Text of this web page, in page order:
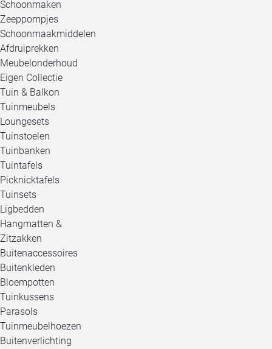
Schoonmaken
Zeeppompjes
Schoonmaakmiddelen
Afdruiprekken
Meubelonderhoud
Eigen Collectie
Tuin & Balkon
Tuinmeubels
Loungesets
Tuinstoelen
Tuinbanken
Tuintafels
Picknicktafels
Tuinsets
Ligbedden
Hangmatten &
Zitzakken
Buitenaccessoires
Buitenkleden
Bloempotten
Tuinkussens
Parasols
Tuinmeubelhoezen
Buitenverlichting